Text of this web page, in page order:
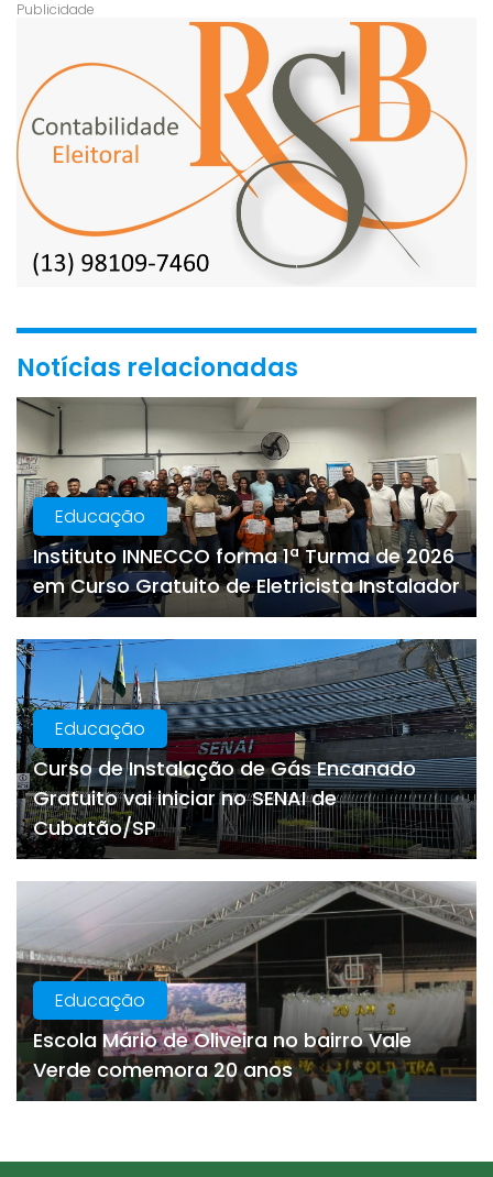
Notícias relacionadas
Educação
Instituto INNECCO forma 1ª Turma de 2026
em Curso Gratuito de Eletricista Instalador
Educação
Curso de Instalação de Gás Encanado
Gratuito vai iniciar no SENAI de
Cubatão/SP
Educação
Escola Mário de Oliveira no bairro Vale
Verde comemora 20 anos